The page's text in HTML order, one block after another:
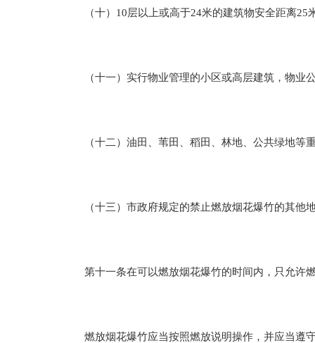
（十）10层以上或高于24米的建筑物安全距离25
（十一）实行物业管理的小区或高层建筑，物业
（十二）油田、苇田、稻田、林地、公共绿地等
（十三）市政府规定的禁止燃放烟花爆竹的其他
第十一条在可以燃放烟花爆竹的时间内，只允许燃
燃放烟花爆竹应当按照燃放说明操作，并应当遵